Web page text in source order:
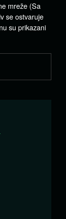
mreže (Sa
se ostvaruje
su prikazani